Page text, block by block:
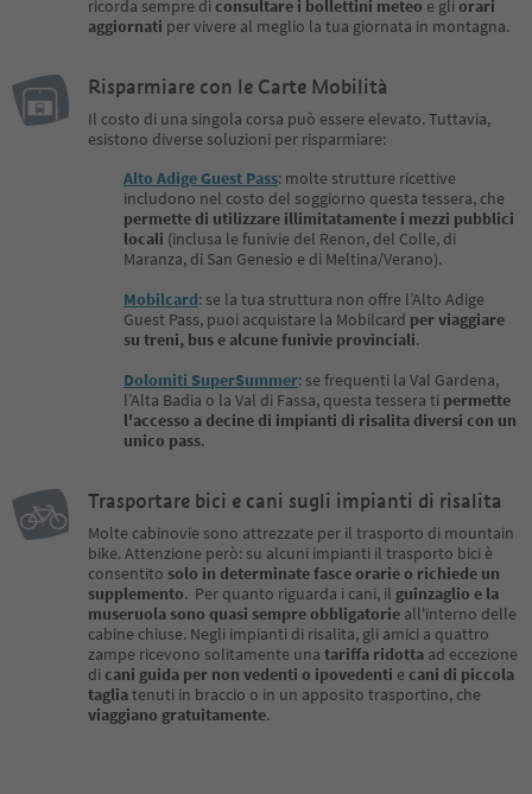
ricorda sempre diconsultare i bollettini meteo e gliorari
aggiornati per vivere al meglio la tua giornata in montagna.
Risparmiare con le Carte Mobilità
Il costo di una singola corsa può essere elevato. Tuttavia,
esistono diverse soluzioni per risparmiare:
Alto Adige Guest Pass: molte strutture ricettive
includono nel costo del soggiorno questa tessera, che
permette di utilizzare illimitatamente i mezzi pubblici
locali (inclusa le funivie del Renon, del Colle, di
Maranza, di San Genesio e di Meltina/Verano).
Mobilcard: se la tua struttura non offre l’Alto Adige
Guest Pass, puoi acquistare la Mobilcard per viaggiare
su treni, bus e alcune funivie provinciali.
Dolomiti SuperSummer: se frequenti la Val Gardena,
l’Alta Badia o la Val di Fassa, questa tessera ti permette
l'accesso a decine di impianti di risalita diversi con un
unico pass.
Trasportare bici e cani sugli impianti di risalita
Molte cabinovie sono attrezzate per il trasporto di mountain
bike. Attenzione però: su alcuni impianti il trasporto bici è
consentito solo in determinate fasce orarie o richiede un
supplemento. Per quanto riguarda i cani, il guinzaglio e la
museruola sono quasi sempre obbligatorie all'interno delle
cabine chiuse. Negli impianti di risalita, gli amici a quattro
zampe ricevono solitamente una tariffa ridotta ad eccezione
dicani guida per non vedenti o ipovedenti ecani di piccola
tagliatenuti in braccio o in un apposito trasportino, che
viaggiano gratuitamente.